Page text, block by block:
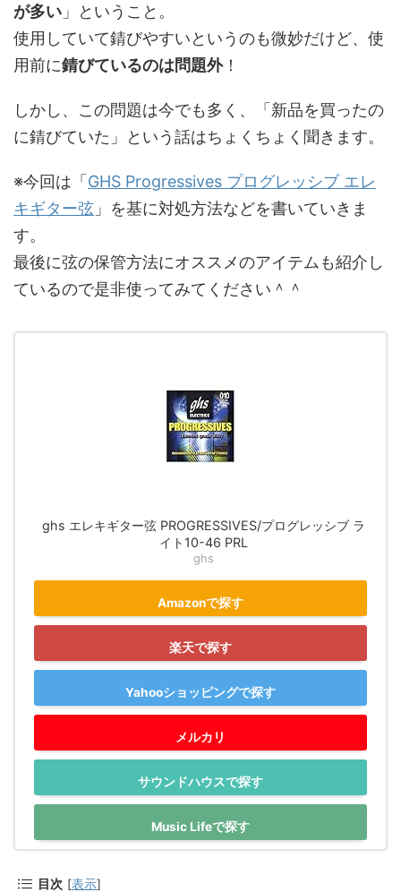
が多い 」ということ。
使用していて錆びやすいというのも微妙だけど、使
用前に錆びているのは問題外！
しかし、この問題は今でも多く、「新品を買ったの
に錆びていた」という話はちょくちょく聞きます。
※今回は「GHS Progressives プログレッシブ エレ
キギター弦 」を基に対処方法などを書いていきま
す。
最後に弦の保管方法にオススメのアイテムも紹介し
ているので是非使ってみてください＾＾
ghs エレキギター弦 PROGRESSIVES/プログレッシブ ラ
イト10-46 PRL
ghs
Amazonで探す
楽天で探す
Yahooショッピングで探す
メルカリ
サウンドハウスで探す
Music Lifeで探す
目次 [表示]